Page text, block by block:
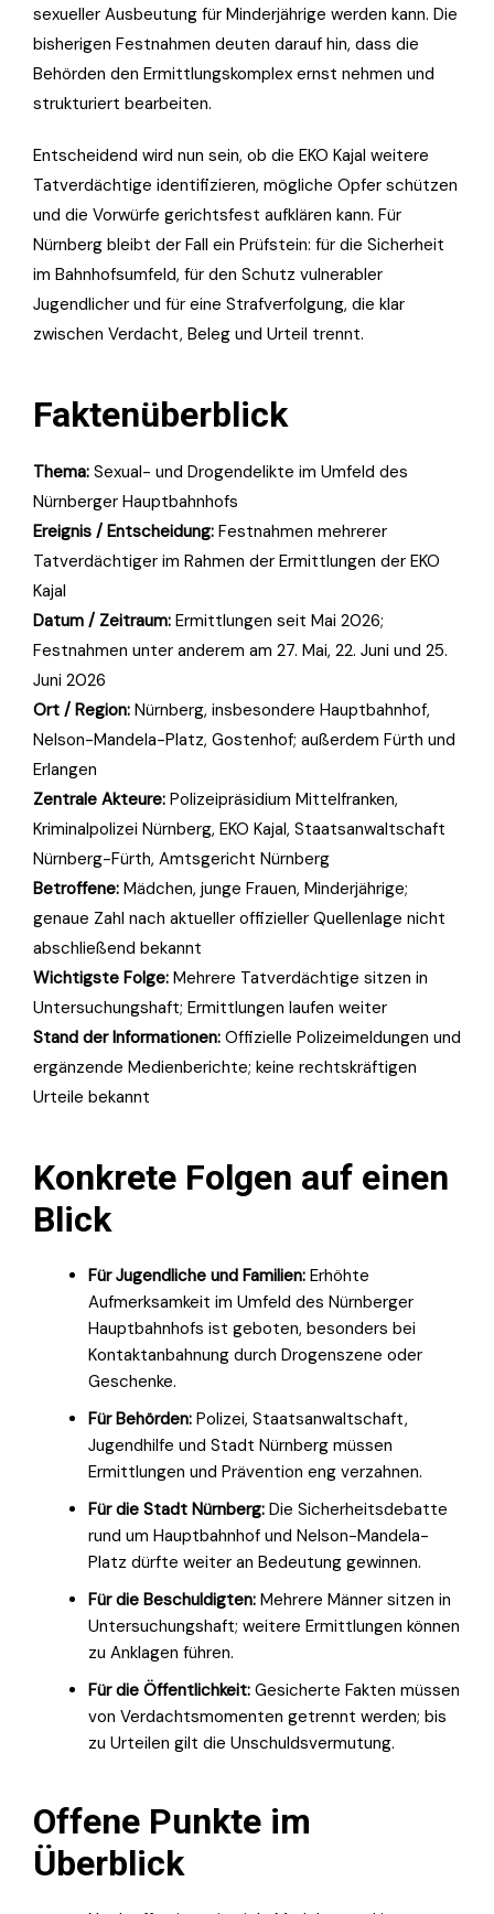
sexueller Ausbeutung für Minderjährige werden kann. Die
bisherigen Festnahmen deuten darauf hin, dass die
Behörden den Ermittlungskomplex ernst nehmen und
strukturiert bearbeiten.
Entscheidend wird nun sein, ob die EKO Kajal weitere
Tatverdächtige identifizieren, mögliche Opfer schützen
und die Vorwürfe gerichtsfest aufklären kann. Für
Nürnberg bleibt der Fall ein Prüfstein: für die Sicherheit
im Bahnhofsumfeld, für den Schutz vulnerabler
Jugendlicher und für eine Strafverfolgung, die klar
zwischen Verdacht, Beleg und Urteil trennt.
Faktenüberblick
Thema: Sexual- und Drogendelikte im Umfeld des
Nürnberger Hauptbahnhofs
Ereignis / Entscheidung: Festnahmen mehrerer
Tatverdächtiger im Rahmen der Ermittlungen der EKO
Kajal
Datum / Zeitraum: Ermittlungen seit Mai 2026;
Festnahmen unter anderem am 27. Mai, 22. Juni und 25.
Juni 2026
Ort / Region: Nürnberg, insbesondere Hauptbahnhof,
Nelson-Mandela-Platz, Gostenhof; außerdem Fürth und
Erlangen
Zentrale Akteure: Polizeipräsidium Mittelfranken,
Kriminalpolizei Nürnberg, EKO Kajal, Staatsanwaltschaft
Nürnberg-Fürth, Amtsgericht Nürnberg
Betroffene: Mädchen, junge Frauen, Minderjährige;
genaue Zahl nach aktueller offizieller Quellenlage nicht
abschließend bekannt
Wichtigste Folge: Mehrere Tatverdächtige sitzen in
Untersuchungshaft; Ermittlungen laufen weiter
Stand der Informationen: Offizielle Polizeimeldungen und
ergänzende Medienberichte; keine rechtskräftigen
Urteile bekannt
Konkrete Folgen auf einen
Blick
Für Jugendliche und Familien: Erhöhte
Aufmerksamkeit im Umfeld des Nürnberger
Hauptbahnhofs ist geboten, besonders bei
Kontaktanbahnung durch Drogenszene oder
Geschenke.
Für Behörden: Polizei, Staatsanwaltschaft,
Jugendhilfe und Stadt Nürnberg müssen
Ermittlungen und Prävention eng verzahnen.
Für die Stadt Nürnberg: Die Sicherheitsdebatte
rund um Hauptbahnhof und Nelson-Mandela-
Platz dürfte weiter an Bedeutung gewinnen.
Für die Beschuldigten: Mehrere Männer sitzen in
Untersuchungshaft; weitere Ermittlungen können
zu Anklagen führen.
Für die Öffentlichkeit: Gesicherte Fakten müssen
von Verdachtsmomenten getrennt werden; bis
zu Urteilen gilt die Unschuldsvermutung.
Offene Punkte im
Überblick